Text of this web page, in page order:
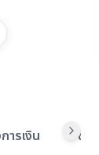
ารเงิน ข้อ